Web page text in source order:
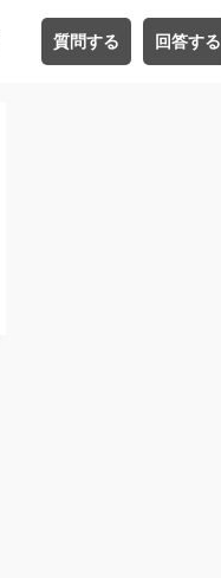
質問する 回答する